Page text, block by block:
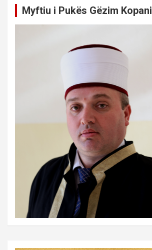
Myftiu i Pukës Gëzim Kopani